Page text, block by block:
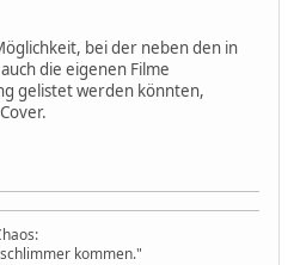
bei der neben den in
die eigenen Filme
gelistet werden könnten,
kommen."